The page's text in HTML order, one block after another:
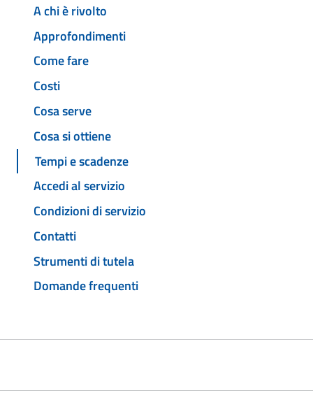
A chi è rivolto
Approfondimenti
Come fare
Costi
Cosa serve
Cosa si ottiene
Tempi e scadenze
Accedi al servizio
Condizioni di servizio
Contatti
Strumenti di tutela
Domande frequenti